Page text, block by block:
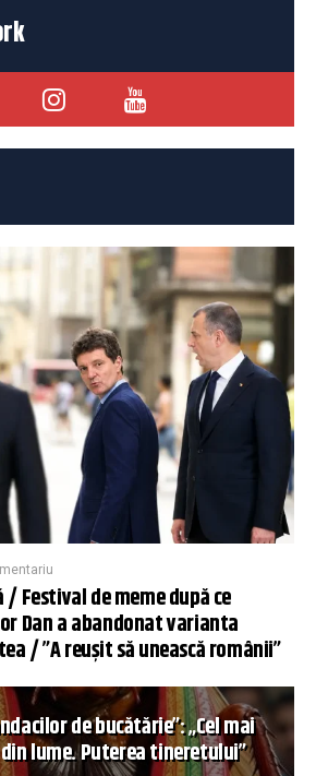
/ Festival de meme după ce
Dan a abandonat varianta
/ ”A reușit să unească românii”
de bucătărie”: „Cel mai
lume. Puterea tineretului”